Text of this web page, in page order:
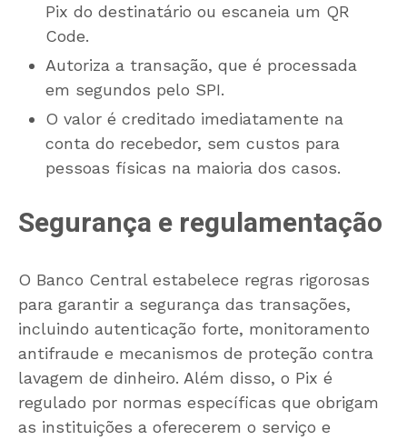
Pix do destinatário ou escaneia um QR
Code.
Autoriza a transação, que é processada
em segundos pelo SPI.
O valor é creditado imediatamente na
conta do recebedor, sem custos para
pessoas físicas na maioria dos casos.
Segurança e regulamentação
O Banco Central estabelece regras rigorosas
para garantir a segurança das transações,
incluindo autenticação forte, monitoramento
antifraude e mecanismos de proteção contra
lavagem de dinheiro. Além disso, o Pix é
regulado por normas específicas que obrigam
as instituições a oferecerem o serviço e